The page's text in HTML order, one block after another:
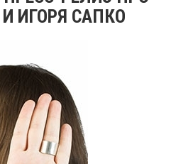
ИГОРЯ САПКО